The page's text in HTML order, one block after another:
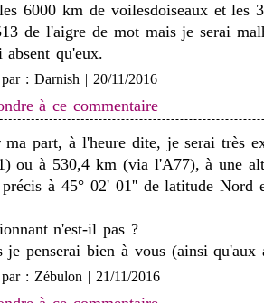
6000 km de voilesdoiseaux et les
de l'aigre de mot mais je serai
absent qu'eux.
: Darnish | 20/11/2016
à ce commentaire
ma part, à l'heure dite, je serai très
ou à 530,4 km (via l'A77), à une
à 45° 02' 01'' de latitude Nord
n'est-il pas ?
je penserai bien à vous (ainsi qu'aux
: Zébulon | 21/11/2016